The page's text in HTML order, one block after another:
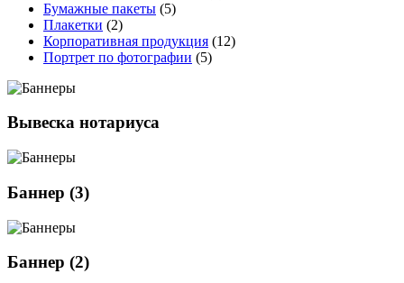
Бумажные пакеты (5)
Плакетки (2)
Корпоративная продукция (12)
Портрет по фотографии (5)
Вывеска нотариуса
Баннер (3)
Баннер (2)